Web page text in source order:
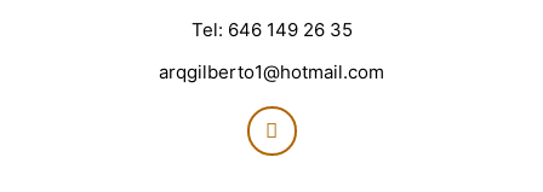
Tel: 646 149 26 35
arqgilberto1@hotmail.com